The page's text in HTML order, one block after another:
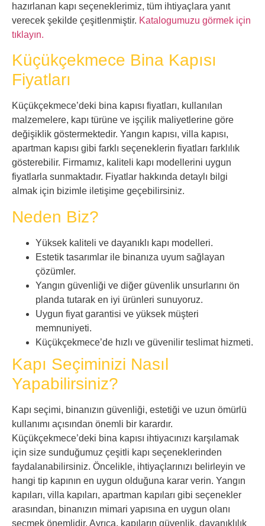
hazırlanan kapı seçeneklerimiz, tüm ihtiyaçlara yanıt
verecek şekilde çeşitlenmiştir. Katalogumuzu görmek için
tıklayın.
Küçükçekmece Bina Kapısı
Fiyatları
Küçükçekmece’deki bina kapısı fiyatları, kullanılan
malzemelere, kapı türüne ve işçilik maliyetlerine göre
değişiklik göstermektedir. Yangın kapısı, villa kapısı,
apartman kapısı gibi farklı seçeneklerin fiyatları farklılık
gösterebilir. Firmamız, kaliteli kapı modellerini uygun
fiyatlarla sunmaktadır. Fiyatlar hakkında detaylı bilgi
almak için bizimle iletişime geçebilirsiniz.
Neden Biz?
Yüksek kaliteli ve dayanıklı kapı modelleri.
Estetik tasarımlar ile binanıza uyum sağlayan
çözümler.
Yangın güvenliği ve diğer güvenlik unsurlarını ön
planda tutarak en iyi ürünleri sunuyoruz.
Uygun fiyat garantisi ve yüksek müşteri
memnuniyeti.
Küçükçekmece’de hızlı ve güvenilir teslimat hizmeti.
Kapı Seçiminizi Nasıl
Yapabilirsiniz?
Kapı seçimi, binanızın güvenliği, estetiği ve uzun ömürlü
kullanımı açısından önemli bir karardır.
Küçükçekmece’deki bina kapısı ihtiyacınızı karşılamak
için size sunduğumuz çeşitli kapı seçeneklerinden
faydalanabilirsiniz. Öncelikle, ihtiyaçlarınızı belirleyin ve
hangi tip kapının en uygun olduğuna karar verin. Yangın
kapıları, villa kapıları, apartman kapıları gibi seçenekler
arasından, binanızın mimari yapısına en uygun olanı
seçmek önemlidir. Ayrıca, kapıların güvenlik, dayanıklılık